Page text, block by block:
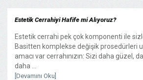
Estetik Cerrahiyi Hafife mi Alıyoruz?
Estetik cerrahi pek çok komponenti ile
Basitten komplekse değişik prosedürleri
amacı var cerrahınızın: Sizi daha güzel,
daha ...
[Devamını Oku]